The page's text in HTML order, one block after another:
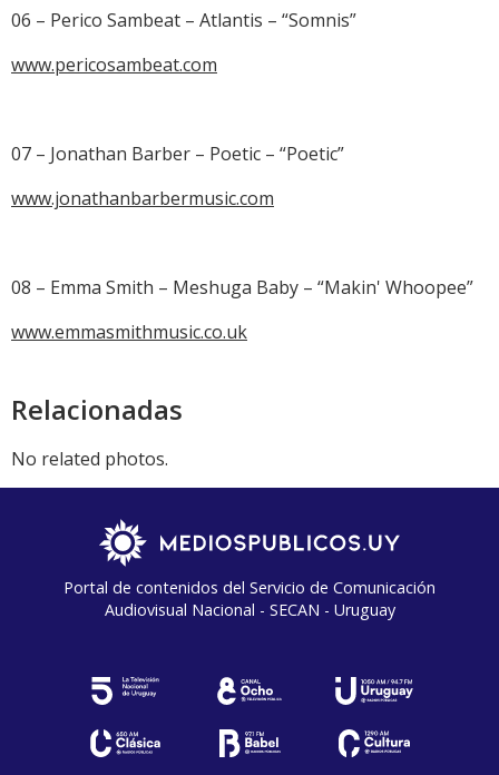
06 – Perico Sambeat – Atlantis – “Somnis”
www.pericosambeat.com
07 – Jonathan Barber – Poetic – “Poetic”
www.jonathanbarbermusic.com
08 – Emma Smith – Meshuga Baby – “Makin' Whoopee”
www.emmasmithmusic.co.uk
Relacionadas
No related photos.
Portal de contenidos del Servicio de Comunicación
Audiovisual Nacional - SECAN - Uruguay